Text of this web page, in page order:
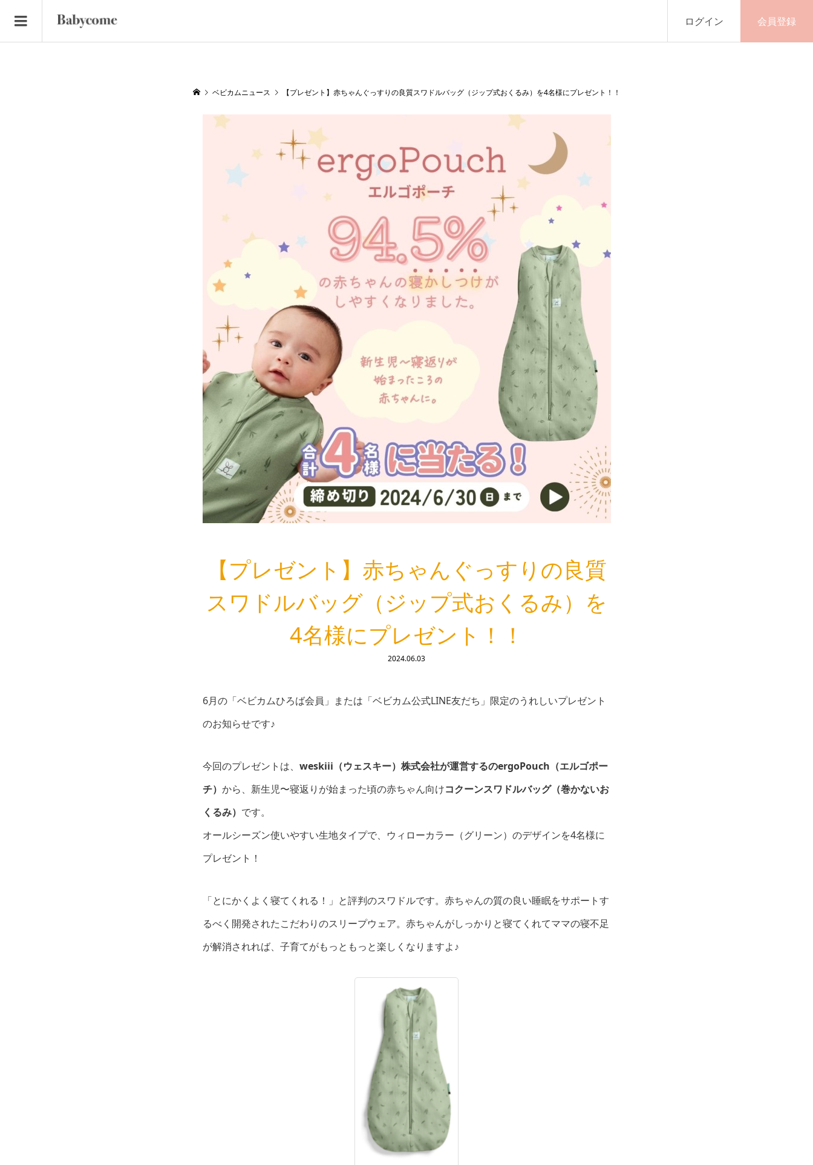
ログイン 会員登録
ベビカムニュース 【プレゼント】赤ちゃんぐっすりの良質スワドルバッグ（ジップ式おくるみ）を4名様にプレゼント！！
【プレゼント】赤ちゃんぐっすりの良質
スワドルバッグ（ジップ式おくるみ）を
4名様にプレゼント！！
2024.06.03
6月の「ベビカムひろば会員」または「ベビカム公式LINE友だち」限定のうれしいプレゼント
のお知らせです♪
今回のプレゼントは、 weskiii（ウェスキー）株式会社が運営するのergoPouch（エルゴポー
チ） から、新生児〜寝返りが始まった頃の赤ちゃん向けコクーンスワドルバッグ（巻かないお
くるみ） です。
オールシーズン使いやすい生地タイプで、ウィローカラー（グリーン）のデザインを4名様に
プレゼント！
「とにかくよく寝てくれる！」と評判のスワドルです。赤ちゃんの質の良い睡眠をサポートす
るべく開発されたこだわりのスリープウェア。赤ちゃんがしっかりと寝てくれてママの寝不足
が解消されれば、子育てがもっともっと楽しくなりますよ♪